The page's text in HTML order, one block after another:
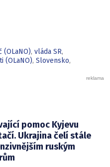
(OLaNO), vláda SR,
(OLaNO), Slovensko,
pomoc Kyjevu
Ukrajina čelí stále
ruským